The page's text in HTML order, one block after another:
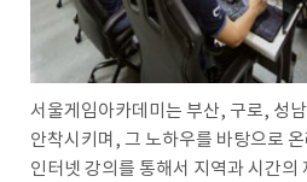
서울게임아카데미는 부산, 구로, 성
안착시키며, 그 노하우를 바탕으로
인터넷 강의를 통해서 지역과 시간의